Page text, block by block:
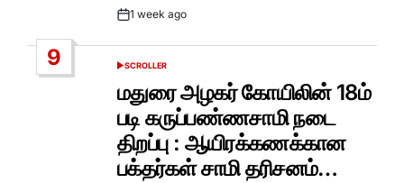
Post1 week ago
9
POSTED
SCROLLER
மதுரை அழகர் கோயிலின் 18ம்
படி கருப்பண்ணசாமி நடை
திறப்பு : ஆயிரக்கணக்கான
பக்தர்கள் சாமி தரிசனம்…